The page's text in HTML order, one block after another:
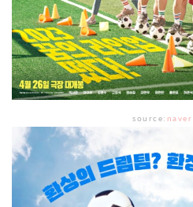
source: naver